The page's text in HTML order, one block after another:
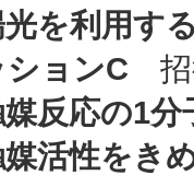
を利用す
ョンC 招
反応の1
活性をき